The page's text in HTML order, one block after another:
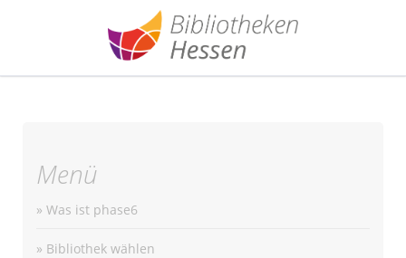
Menü
» Was ist phase6
» Bibliothek wählen